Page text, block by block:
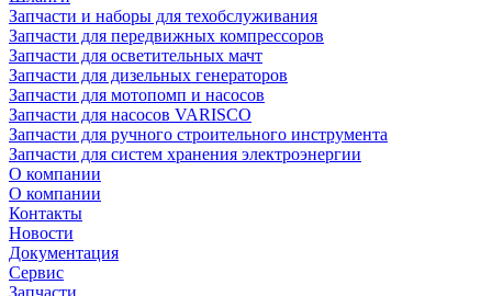
Запчасти и наборы для техобслуживания
Запчасти для передвижных компрессоров
Запчасти для осветительных мачт
Запчасти для дизельных генераторов
Запчасти для мотопомп и насосов
Запчасти для насосов VARISCO
Запчасти для ручного строительного инструмента
Запчасти для систем хранения электроэнергии
О компании
О компании
Контакты
Новости
Документация
Сервис
Запчасти